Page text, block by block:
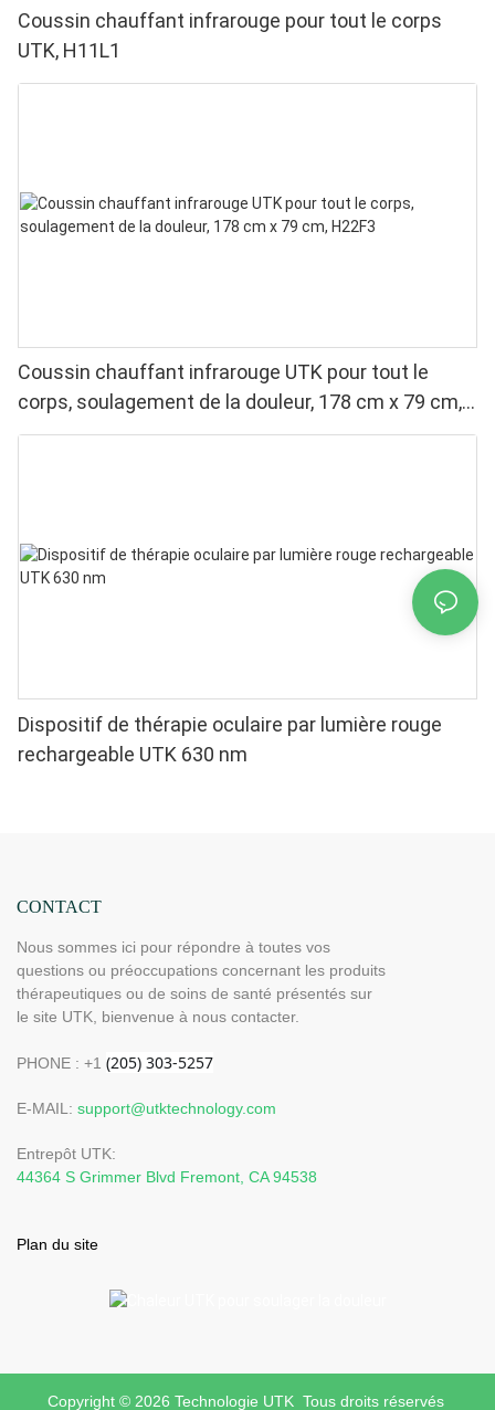
Coussin chauffant infrarouge pour tout le corps
UTK, H11L1
Coussin chauffant infrarouge UTK pour tout le
corps, soulagement de la douleur, 178 cm x 79 cm,
H22F3
Dispositif de thérapie oculaire par lumière rouge
rechargeable UTK 630 nm
CONTACT
Nous sommes ici pour répondre à toutes vos
questions ou préoccupations concernant les produits
thérapeutiques ou de soins de santé présentés sur
le site UTK, bienvenue à nous contacter.
PHONE : +1
E-MAIL: support@utktechnology.com
Entrepôt UTK:
44364 S Grimmer Blvd Fremont, CA 94538
Plan du site
Copyright © 2026 Technologie UTK Tous droits réservés